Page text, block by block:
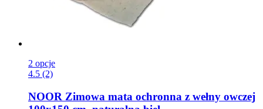
2 opcje
4.5 (2)
NOOR Zimowa mata ochronna z wełny owczej